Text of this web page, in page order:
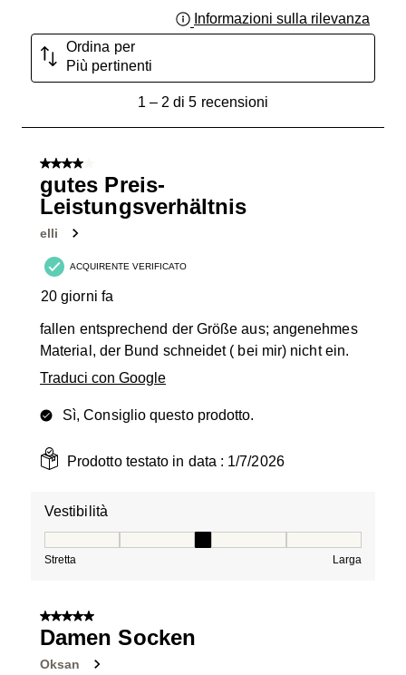
Informazioni sulla rilevanza
Ordina per
Più pertinenti
recensioni.
1– 2 di 5 recensioni
4 su 5 stelle.
gutes Preis-
Leistungsverhältnis
elli
ACQUIRENTE VERIFICATO
20 giorni fa
fallen entsprechend der Größe aus; angenehmes
Material, der Bund schneidet ( bei mir) nicht ein.
Traduci con Google
Sì, Consiglio questo prodotto.
Prodotto testato in data : 1/7/2026
Vestibilità
Stretta Larga
5 su 5 stelle.
Damen Socken
Oksan